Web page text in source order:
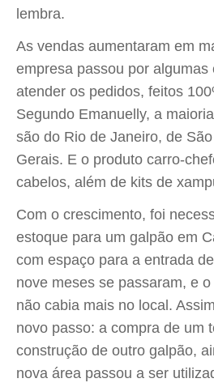
lembra.
As vendas aumentaram em
empresa passou por algumas
atender os pedidos, feitos
Segundo Emanuelly, a
são do Rio de Janeiro, de
Gerais. E o produto carro-
cabelos, além de kits de
Com o crescimento, foi
estoque para um galpão em
com espaço para a entrada
nove meses se passaram, e
não cabia mais no local.
novo passo: a compra de um
construção de outro galpão,
nova área passou a ser